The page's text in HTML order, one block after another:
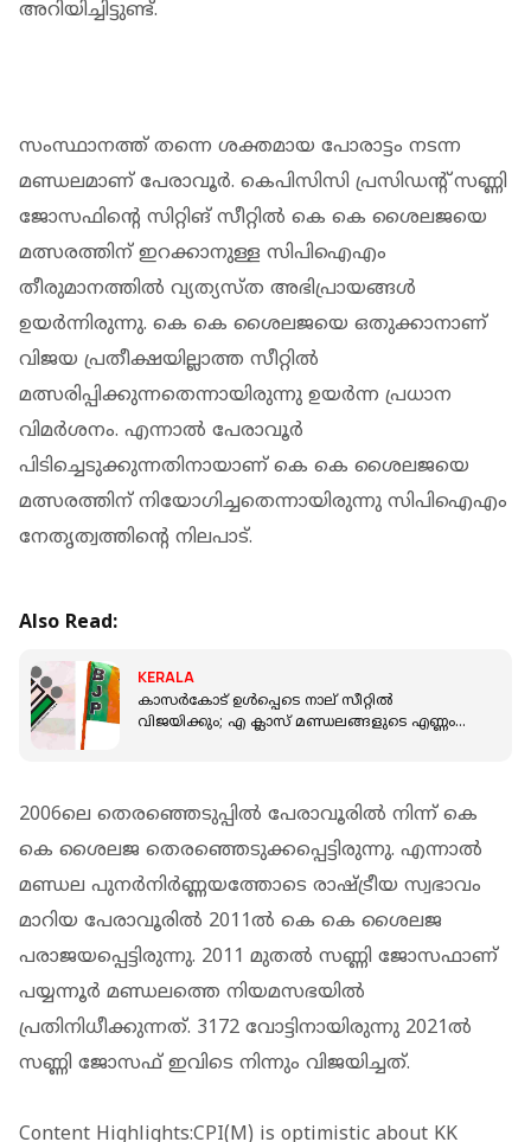
അറിയിച്ചിട്ടുണ്ട്.
സംസ്ഥാനത്ത് തന്നെ ശക്തമായ പോരാട്ടം നടന്ന
മണ്ഡലമാണ് പേരാവൂർ. കെപിസിസി പ്രസിഡൻ്റ് സണ്ണി
ജോസഫിൻ്റെ സിറ്റിങ് സീറ്റിൽ കെ കെ ശൈലജയെ
മത്സരത്തിന് ഇറക്കാനുള്ള സിപിഐഎം
തീരുമാനത്തിൽ വ്യത്യസ്ത അഭിപ്രായങ്ങൾ
ഉയർന്നിരുന്നു. കെ കെ ശൈലജയെ ഒതുക്കാനാണ്
വിജയ പ്രതീക്ഷയില്ലാത്ത സീറ്റിൽ
മത്സരിപ്പിക്കുന്നതെന്നായിരുന്നു ഉയർന്ന പ്രധാന
വിമർശനം. എന്നാൽ പേരാവൂർ
പിടിച്ചെടുക്കുന്നതിനായാണ് കെ കെ ശൈലജയെ
മത്സരത്തിന് നിയോഗിച്ചതെന്നായിരുന്നു സിപിഐഎം
നേതൃത്വത്തിൻ്റെ നിലപാട്.
Also Read:
KERALA
കാസർകോട് ഉൾപ്പെടെ നാല് സീറ്റിൽ
വിജയിക്കും; എ ക്ലാസ് മണ്ഡലങ്ങളുടെ എണ്ണം
2006ലെ തെരഞ്ഞെടുപ്പിൽ പേരാവൂരിൽ നിന്ന് കെ
കെ ശൈലജ തെരഞ്ഞെടുക്കപ്പെട്ടിരുന്നു. എന്നാൽ
മണ്ഡല പുനർനിർണ്ണയത്തോടെ രാഷ്ട്രീയ സ്വഭാവം
മാറിയ പേരാവൂരിൽ 2011ൽ കെ കെ ശൈലജ
പരാജയപ്പെട്ടിരുന്നു. 2011 മുതൽ സണ്ണി ജോസഫാണ്
പയ്യന്നൂർ മണ്ഡലത്തെ നിയമസഭയിൽ
പ്രതിനിധീക്കുന്നത്. 3172 വോട്ടിനായിരുന്നു 2021ൽ
സണ്ണി ജോസഫ് ഇവിടെ നിന്നും വിജയിച്ചത്.
Content Highlights:CPI(M) is optimistic about KK